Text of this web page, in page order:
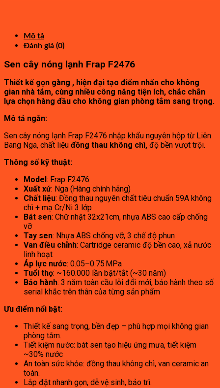
Mô tả
Đánh giá (0)
Sen cây nóng lạnh Frap F2476
Thiết kế gọn gàng , hiện đại tạo điểm nhấn cho không
gian nhà tắm, cùng nhiều công năng tiện ích, chắc chắn
lựa chọn hàng đầu cho không gian phòng tắm sang trọng.
Mô tả ngắn:
Sen cây nóng lạnh Frap F2476 nhập khẩu nguyên hộp từ Liên
Bang Nga, chất liệu đồng thau không chì, độ bền vượt trội.
Thông số kỹ thuật:
Model : Frap F2476
Xuất xứ: Nga (Hàng chính hãng)
Chất liệu: Đồng thau nguyên chất tiêu chuẩn 59A không
chì + mạ Cr/Ni 3 lớp
Bát sen: Chữ nhật 32x21cm, nhựa ABS cao cấp chống
vỡ
Tay sen: Nhựa ABS chống vỡ, 3 chế độ phun
Van điều chỉnh: Cartridge ceramic độ bền cao, xả nước
linh hoạt
Áp lực nước: 0.05–0.75 MPa
Tuổi thọ: ~160.000 lần bật/tắt (~30 năm)
Bảo hành: 3 năm toàn cầu lỗi đổi mới, bảo hành theo số
serial khắc trên thân của từng sản phẩm
Ưu điểm nổi bật:
Thiết kế sang trọng, bền đẹp – phù hợp mọi không gian
phòng tắm.
Tiết kiệm nước: bát sen tạo hiệu ứng mưa, tiết kiệm
~30% nước
An toàn sức khỏe: đồng thau không chì, van ceramic an
toàn.
Lắp đặt nhanh gọn, dễ vệ sinh, bảo trì.